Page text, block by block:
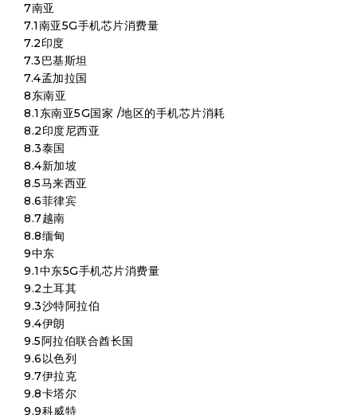
7南亚
7.1南亚5G手机芯片消费量
7.2印度
7.3巴基斯坦
7.4孟加拉国
8东南亚
8.1东南亚5G国家 /地区的手机芯片消耗
8.2印度尼西亚
8.3泰国
8.4新加坡
8.5马来西亚
8.6菲律宾
8.7越南
8.8缅甸
9中东
9.1中东5G手机芯片消费量
9.2土耳其
9.3沙特阿拉伯
9.4伊朗
9.5阿拉伯联合酋长国
9.6以色列
9.7伊拉克
9.8卡塔尔
9.9科威特